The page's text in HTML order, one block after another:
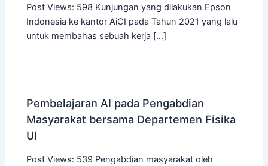
Post Views: 598 Kunjungan yang dilakukan Epson
Indonesia ke kantor AiCI pada Tahun 2021 yang lalu
untuk membahas sebuah kerja […]
Pembelajaran AI pada Pengabdian
Masyarakat bersama Departemen Fisika
UI
Post Views: 539 Pengabdian masyarakat oleh